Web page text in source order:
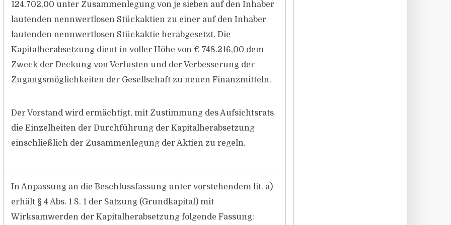
124.702,00 unter Zusammenlegung von je sieben auf den Inhaber
lautenden nennwertlosen Stückaktien zu einer auf den Inhaber
lautenden nennwertlosen Stückaktie herabgesetzt. Die
Kapitalherabsetzung dient in voller Höhe von € 748.216,00 dem
Zweck der Deckung von Verlusten und der Verbesserung der
Zugangsmöglichkeiten der Gesellschaft zu neuen Finanzmitteln.
Der Vorstand wird ermächtigt, mit Zustimmung des Aufsichtsrats
die Einzelheiten der Durchführung der Kapitalherabsetzung
einschließlich der Zusammenlegung der Aktien zu regeln.
In Anpassung an die Beschlussfassung unter vorstehendem lit. a)
erhält § 4 Abs. 1 S. 1 der Satzung (Grundkapital) mit
Wirksamwerden der Kapitalherabsetzung folgende Fassung: